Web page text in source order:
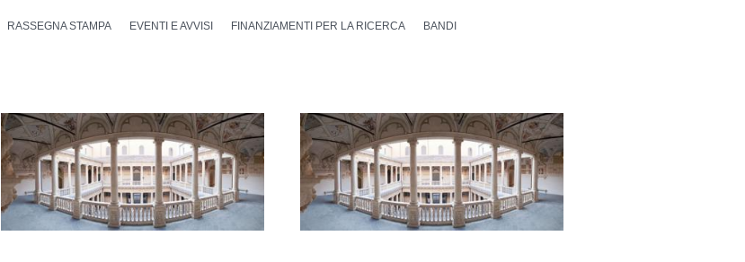
RASSEGNA STAMPA EVENTI E AVVISI FINANZIAMENTI PER LA RICERCA BANDI